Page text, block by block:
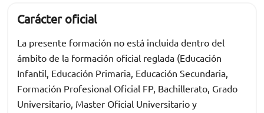
Carácter oficial
La presente formación no está incluida dentro del
ámbito de la formación oficial reglada (Educación
Infantil, Educación Primaria, Educación Secundaria,
Formación Profesional Oficial FP, Bachillerato, Grado
Universitario, Master Oficial Universitario y